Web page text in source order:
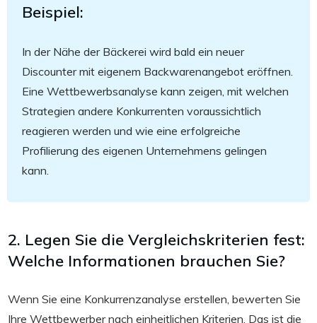
Beispiel:
In der Nähe der Bäckerei wird bald ein neuer
Discounter mit eigenem Backwarenangebot eröffnen.
Eine Wettbewerbsanalyse kann zeigen, mit welchen
Strategien andere Konkurrenten voraussichtlich
reagieren werden und wie eine erfolgreiche
Profilierung des eigenen Unternehmens gelingen
kann.
2. Legen Sie die Vergleichskriterien fest:
Welche Informationen brauchen Sie?
Wenn Sie eine Konkurrenzanalyse erstellen, bewerten Sie
Ihre Wettbewerber nach einheitlichen Kriterien. Das ist die